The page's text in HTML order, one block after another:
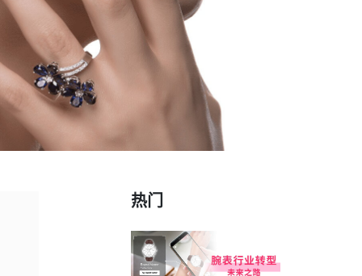
热门